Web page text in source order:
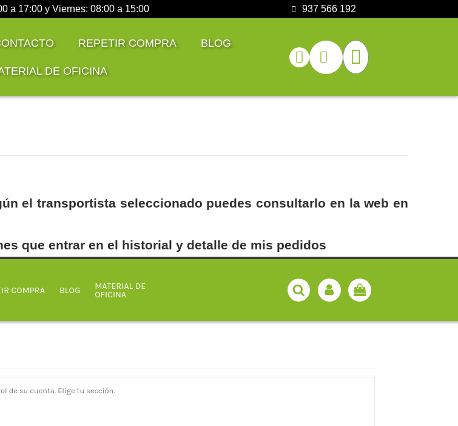
a 17:00 y Viernes: 08:00 a 15:00 937 566 192
REPETIR COMPRA BLOG
DE OFICINA
el transportista seleccionado puedes consultarlo en la web en
que entrar en el historial y detalle de mis pedidos